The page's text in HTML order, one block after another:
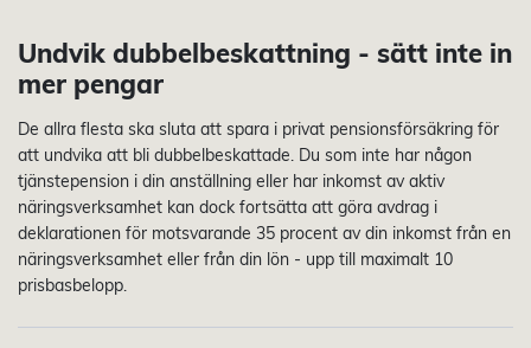
Undvik dubbelbeskattning - sätt inte in
mer pengar
De allra flesta ska sluta att spara i privat pensionsförsäkring för
att undvika att bli dubbelbeskattade. Du som inte har någon
tjänstepension i din anställning eller har inkomst av aktiv
näringsverksamhet kan dock fortsätta att göra avdrag i
deklarationen för motsvarande 35 procent av din inkomst från en
näringsverksamhet eller från din lön - upp till maximalt 10
prisbasbelopp.